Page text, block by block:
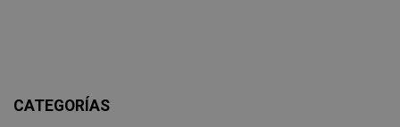
CATEGORÍAS